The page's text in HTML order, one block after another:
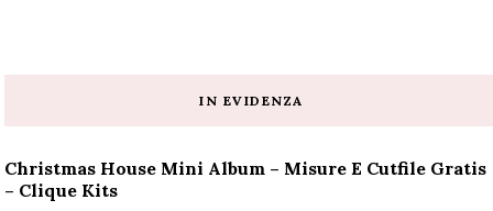
IN EVIDENZA
Christmas House Mini Album – Misure E Cutfile Gratis
– Clique Kits